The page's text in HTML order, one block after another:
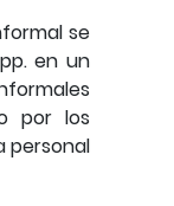
se
en un
por los
personal